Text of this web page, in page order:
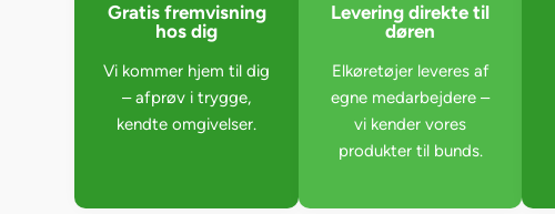
Gratis fremvisning
hos dig
Vi kommer hjem til dig
– afprøv i trygge,
kendte omgivelser.
Levering direkte til
døren
Elkøretøjer leveres af
egne medarbejdere –
vi kender vores
produkter til bunds.